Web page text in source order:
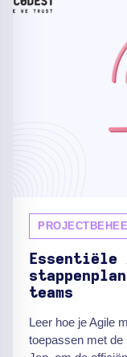
Essentiële
teams
Leer hoe je Agile
toepassen met